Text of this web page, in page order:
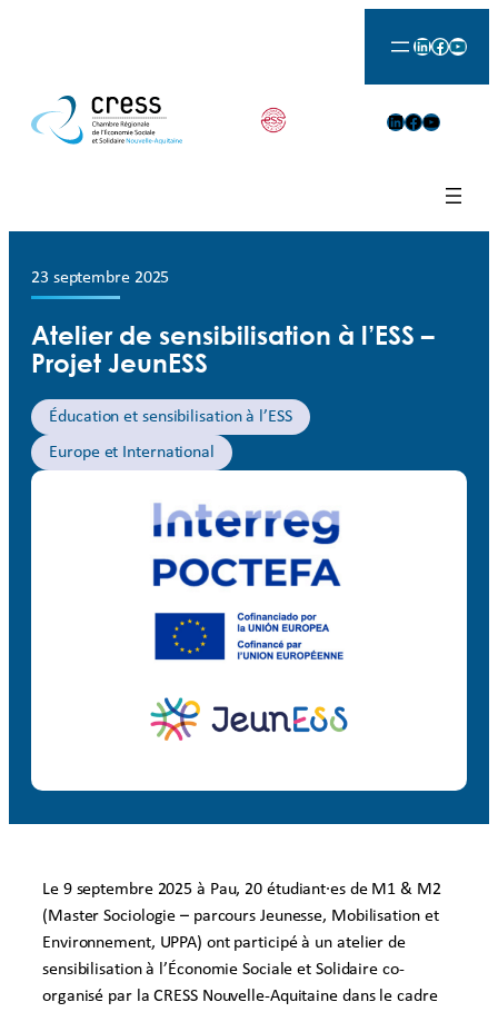
LinkedIn
Facebook
LinkedIn
Facebook
YouTube
23 septembre 2025
Atelier de sensibilisation à l’ESS –
Projet JeunESS
Éducation et sensibilisation à l’ESS
Europe et International
Le 9 septembre 2025 à Pau, 20 étudiant·es de M1 & M2
(Master Sociologie – parcours Jeunesse, Mobilisation et
Environnement, UPPA) ont participé à un atelier de
sensibilisation à l’Économie Sociale et Solidaire co-
organisé par la CRESS Nouvelle-Aquitaine dans le cadre